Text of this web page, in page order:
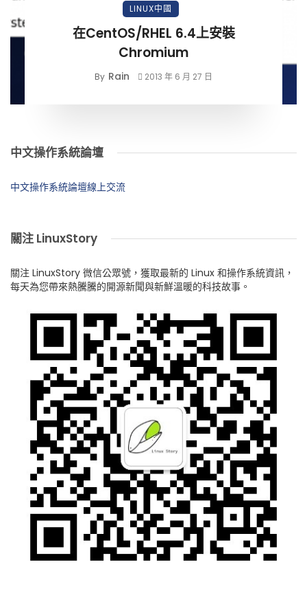
LINUX中國
在CentOS/RHEL 6.4上安裝
Chromium
By Rain 2013 年 6 月 27 日
中文操作系統論壇
中文操作系統論壇線上交流
關注 LinuxStory
關注 LinuxStory 微信公眾號，獲取最新的 Linux 和操作系統資訊，
每天為您帶來熱騰騰的開源新聞與新鮮溫暖的科技故事。